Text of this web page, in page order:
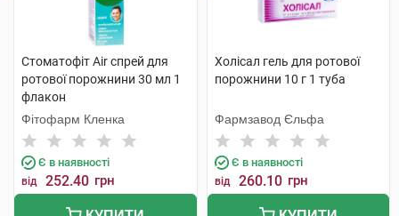
Стоматофіт Air спрей для
ротової порожнини 30 мл 1
флакон
Фітофарм Кленка
Є в наявності
від 252.40 грн
Холісал гель для ротової
порожнини 10 г 1 туба
Фармзавод Єльфа
Є в наявності
від 260.10 грн